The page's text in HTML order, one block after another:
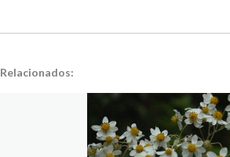
Relacionados: